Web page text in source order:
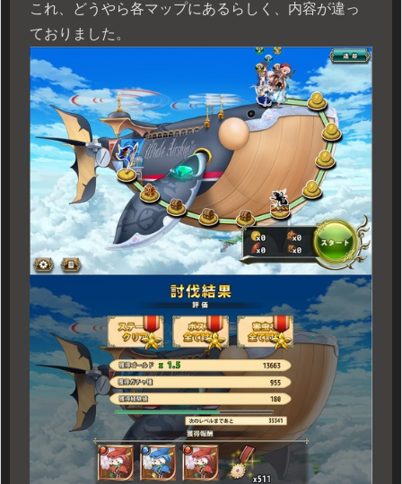
これ、どうやら各マップにあるらしく、内容が違っ
ておりました。